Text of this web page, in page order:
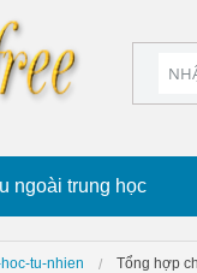
ngoài trung học
tu-nhien Tổng hợp